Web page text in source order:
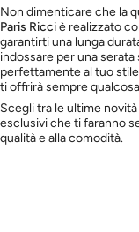
Non dimenticare che la
Paris Ricciè realizzato
garantirti una lunga
indossare per una
perfettamente al tuo
ti offrirà sempre
Scegli tra le ultime
esclusivi che ti faranno
qualità e alla comodità.